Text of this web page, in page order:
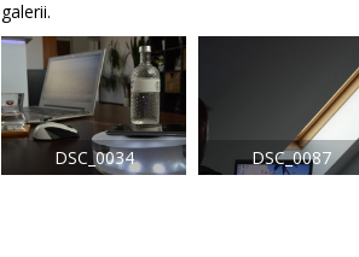
galerii.
DSC_0034 DSC_0087